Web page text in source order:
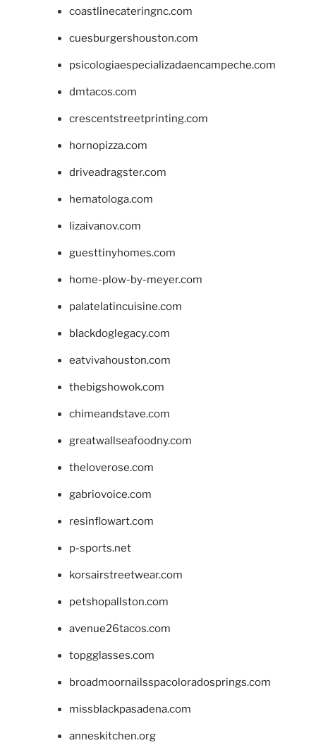
coastlinecateringnc.com
cuesburgershouston.com
psicologiaespecializadaencampeche.com
dmtacos.com
crescentstreetprinting.com
hornopizza.com
driveadragster.com
hematologa.com
lizaivanov.com
guesttinyhomes.com
home-plow-by-meyer.com
palatelatincuisine.com
blackdoglegacy.com
eatvivahouston.com
thebigshowok.com
chimeandstave.com
greatwallseafoodny.com
theloverose.com
gabriovoice.com
resinflowart.com
p-sports.net
korsairstreetwear.com
petshopallston.com
avenue26tacos.com
topgglasses.com
broadmoornailsspacoloradosprings.com
missblackpasadena.com
anneskitchen.org